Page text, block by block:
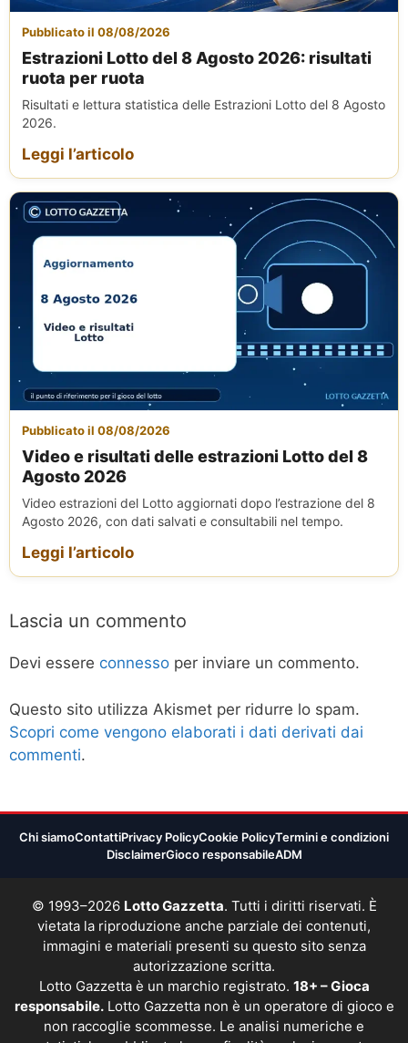
Pubblicato il 08/08/2026
Estrazioni Lotto del 8 Agosto 2026: risultati
ruota per ruota
Risultati e lettura statistica delle Estrazioni Lotto del 8 Agosto
2026.
Leggi l’articolo
Pubblicato il 08/08/2026
Video e risultati delle estrazioni Lotto del 8
Agosto 2026
Video estrazioni del Lotto aggiornati dopo l’estrazione del 8
Agosto 2026, con dati salvati e consultabili nel tempo.
Leggi l’articolo
Lascia un commento
Devi essere connesso per inviare un commento.
Questo sito utilizza Akismet per ridurre lo spam.
Scopri come vengono elaborati i dati derivati dai
commenti.
Chi siamoContattiPrivacy PolicyCookie PolicyTermini e condizioni
DisclaimerGioco responsabileADM
© 1993–2026 Lotto Gazzetta. Tutti i diritti riservati. È
vietata la riproduzione anche parziale dei contenuti,
immagini e materiali presenti su questo sito senza
autorizzazione scritta.
Lotto Gazzetta è un marchio registrato. 18+ – Gioca
responsabile.Lotto Gazzetta non è un operatore di gioco e
non raccoglie scommesse. Le analisi numeriche e